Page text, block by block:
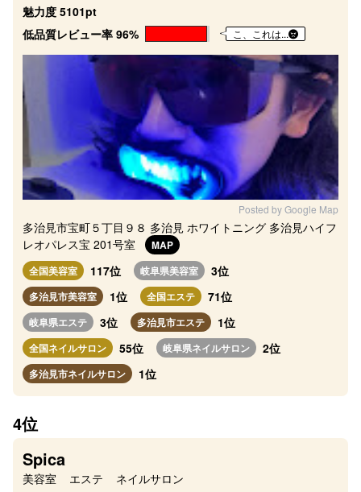
魅力度 5101pt
低品質レビュー率 96%
こ、これは...
Posted by Google Map
多治見市宝町５丁目９８ 多治見 ホワイトニング 多治見ハイフ
レオパレス宝 201号室
MAP
全国美容室
117位 岐阜県美容室 3位
多治見市美容室 1位 全国エステ 71位
岐阜県エステ 3位 多治見市エステ 1位
全国ネイルサロン 55位 岐阜県ネイルサロン 2位
多治見市ネイルサロン 1位
4位
Spica
美容室 エステ ネイルサロン